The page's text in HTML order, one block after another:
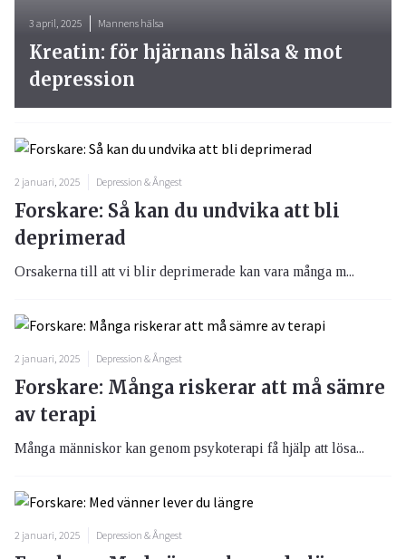
3 april, 2025 Mannens hälsa
Kreatin: för hjärnans hälsa & mot
depression
2 januari, 2025 Depression & Ångest
Forskare: Så kan du undvika att bli
deprimerad
Orsakerna till att vi blir deprimerade kan vara många m...
2 januari, 2025 Depression & Ångest
Forskare: Många riskerar att må sämre
av terapi
Många människor kan genom psykoterapi få hjälp att lösa...
2 januari, 2025 Depression & Ångest